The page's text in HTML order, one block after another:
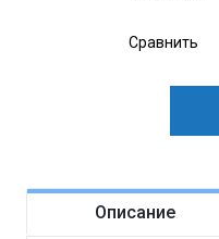
Сравнить
Описание